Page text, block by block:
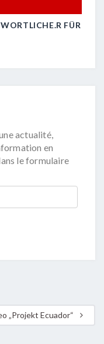
FÜR
actualité,
en
le formulaire
„Projekt Ecuador“